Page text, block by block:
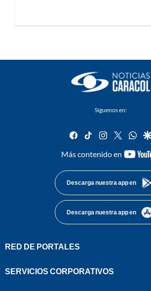
Síguenos en:
facebook
tiktok instagram
twitter
Más contenido en
Descarga nuestra app en
Descarga nuestra app en
RED DE PORTALES
SERVICIOS CORPORATIVOS